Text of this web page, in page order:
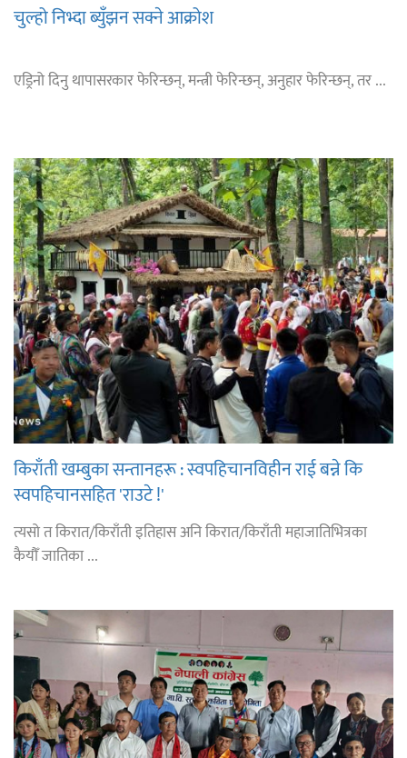
चुल्हो निभ्दा ब्युँझन सक्ने आक्रोश
एड्रिनो दिनु थापासरकार फेरिन्छन्, मन्त्री फेरिन्छन्, अनुहार फेरिन्छन्, तर ...
किराँती खम्बुका सन्तानहरू : स्वपहिचानविहीन राई बन्ने कि
स्वपहिचानसहित 'राउटे !'
त्यसो त किरात/किराँती इतिहास अनि किरात/किराँती महाजातिभित्रका
कैयौँ जातिका ...